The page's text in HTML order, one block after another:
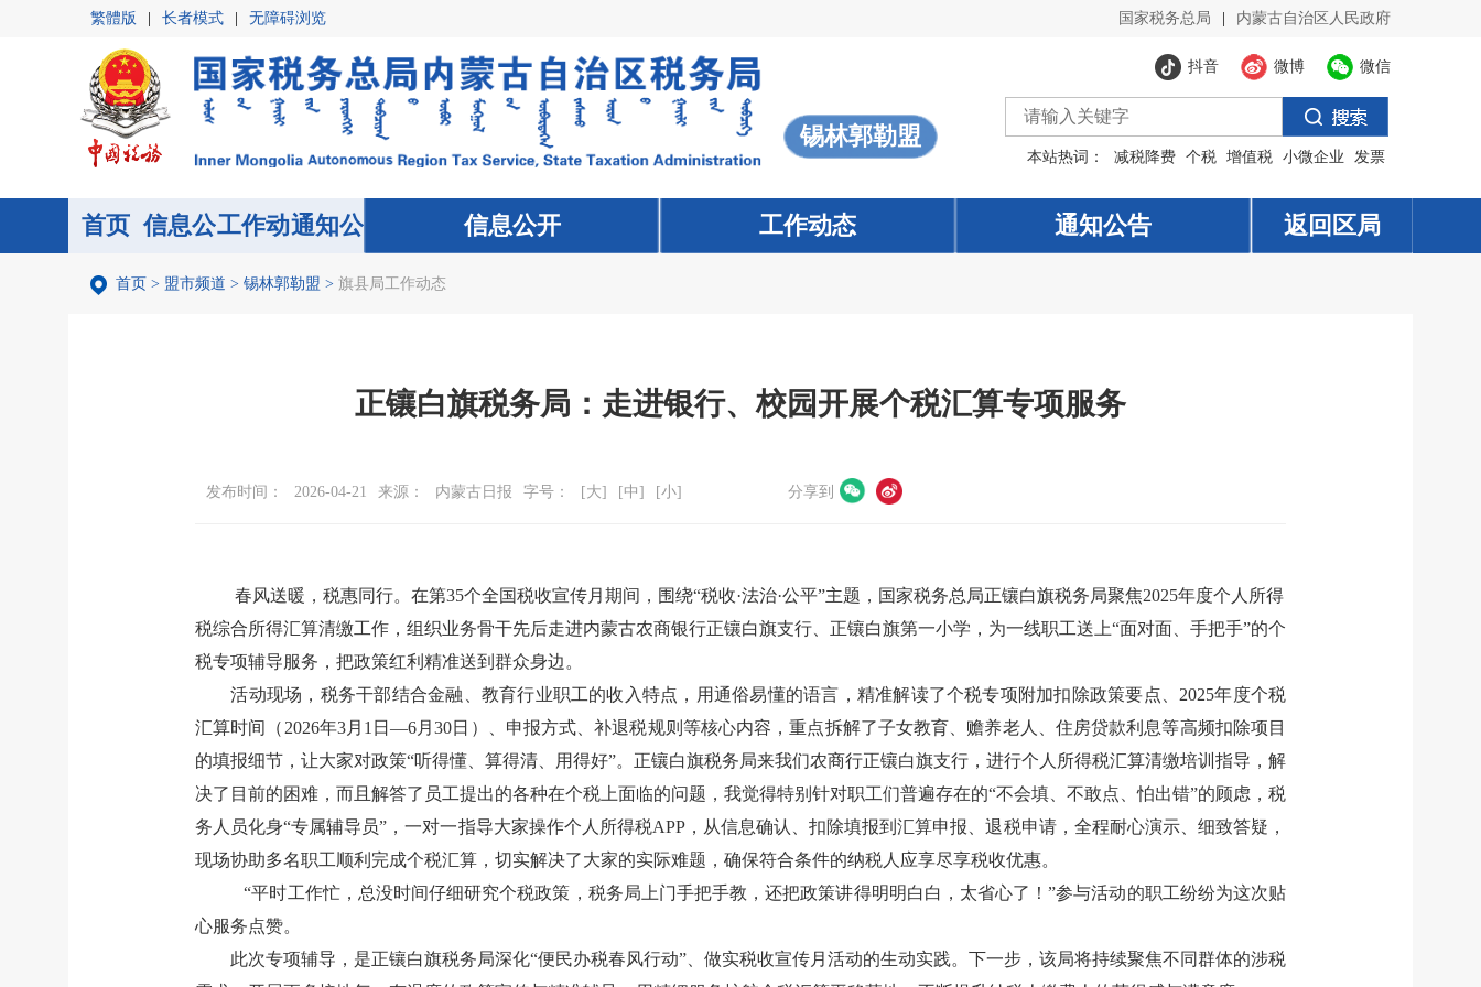
繁體版 长者模式 无障碍浏览 国家税务总局 内蒙古自治区人民政府
锡林郭勒盟
微信
微博
抖音
本站热词： 减税降费 个税 增值税 小微企业 发票
首页 信息公
开
工作动
态
通知公
告
首页 信息公开 工作动态 通知公告 返回区局
首页 > 盟市频道 > 锡林郭勒盟 > 旗县局工作动态
正镶白旗税务局：走进银行、校园开展个税汇算专项服务
发布时间： 2026-04-21 来源： 内蒙古日报 字号： [大] [中] [小] 分享到
春风送暖，税惠同行。在第35个全国税收宣传月期间，围绕“税收·法治·公平”主题，国家税务总局正镶白旗税务局聚焦2025年度个人所得
税综合所得汇算清缴工作，组织业务骨干先后走进内蒙古农商银行正镶白旗支行、正镶白旗第一小学，为一线职工送上“面对面、手把手”的个
税专项辅导服务，把政策红利精准送到群众身边。
活动现场，税务干部结合金融、教育行业职工的收入特点，用通俗易懂的语言，精准解读了个税专项附加扣除政策要点、 2025年度个税
汇算时间（ 2026年3月 1 日—6月30日）、申报方式、补退税规则等核心内容，重点拆解了子女教育、赡养老人、住房贷款利息等高频扣除项目
的填报细节，让大家对政策“听得懂、算得清、用得好”。正镶白旗税务局来我们农商行正镶白旗支行，进行个人所得税汇算清缴培训指导，解
决了目前的困难，而且解答了员工提出的各种在个税上面临的问题，我觉得特别针对职工们普遍存在的“不会填、不敢点、怕出错”的顾虑，税
务人员化身“专属辅导员”，一对一指导大家操作个人所得税APP，从信息确认、扣除填报到汇算申报、退税申请，全程耐心演示、细致答疑，
现场协助多名职工顺利完成个税汇算，切实解决了大家的实际难题，确保符合条件的纳税人应享尽享税收优惠。
“平时工作忙，总没时间仔细研究个税政策，税务局上门手把手教，还把政策讲得明明白白，太省心了！”参与活动的职工纷纷为这次贴
心服务点赞。
此次专项辅导，是正镶白旗税务局深化“便民办税春风行动”、做实税收宣传月活动的生动实践。下一步，该局将持续聚焦不同群体的涉税